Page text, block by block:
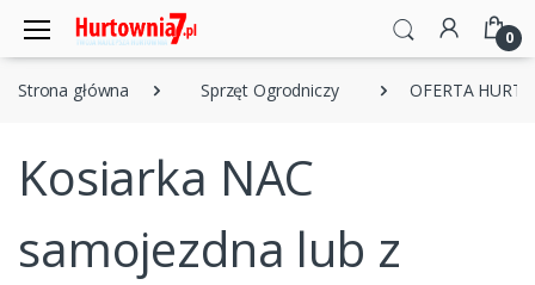
0
Strona główna Sprzęt Ogrodniczy OFERTA
Kosiarka NAC
samojezdna lub z